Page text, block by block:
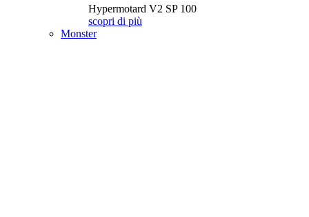
Hypermotard V2 SP 100
scopri di più
Monster